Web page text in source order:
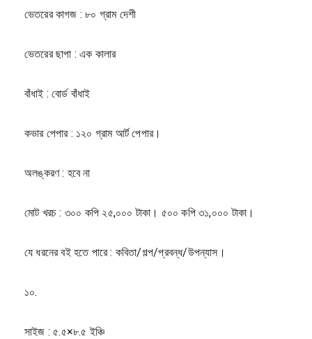
ভেতরের কাগজ : ৮০ গ্রাম দেশী
ভেতরের ছাপা : এক কালার
বাঁধাই : বোর্ড বাঁধাই
কভার পেপার : ১২০ গ্রাম আর্ট পেপার।
অলঙ্করণ : হবে না
মোট খরচ : ৩০০ কপি ২৫,০০০ টাকা। ৫০০ কপি ৩১,০০০ টাকা।
যে ধরনের বই হতে পারে : কবিতা/গল্প/প্রবন্ধ/উপন্যাস।
১০.
সাইজ : ৫.৫×৮.৫ ইঞ্চি